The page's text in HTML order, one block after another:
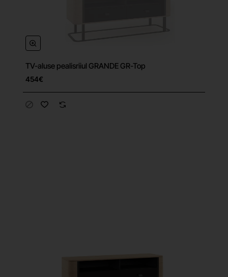
TV-aluse pealisriiul GRANDE GR-Top
454€